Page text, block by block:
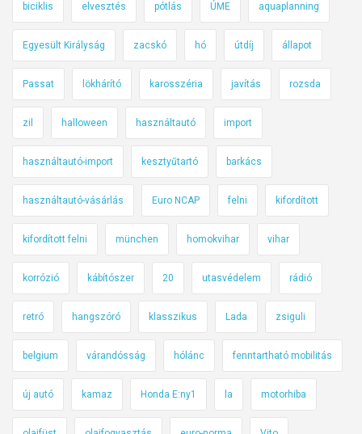
biciklis elvesztés pótlás ÚME aquaplanning
Egyesült Királyság zacskó hó útdíj állapot
Passat lökhárító karosszéria javítás rozsda
zil halloween használtautó import
használtautó-import kesztyűtartó barkács
használtautó-vásárlás Euro NCAP felni kifordított
kifordított felni münchen homokvihar vihar
korrózió kábítószer 20 utasvédelem rádió
retró hangszóró klasszikus Lada zsiguli
belgium várandósság hólánc fenntartható mobilitás
új autó kamaz Honda E:ny1 la motorhiba